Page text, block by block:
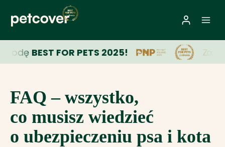
do
treści
BEST FOR PETS 2025!
FAQ – wszystko,
co musisz wiedzieć
o ubezpieczeniu psa i kota